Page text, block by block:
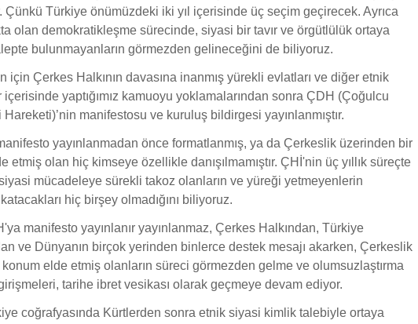
Çünkü Türkiye önümüzdeki iki yıl içerisinde üç seçim geçirecek. Ayrıca
olan demokratikleşme sürecinde, siyasi bir tavır ve örgütlülük ortaya
bulunmayanların görmezden gelineceğini de biliyoruz.
için Çerkes Halkının davasına inanmış yürekli evlatları ve diğer etnik
yaptığımız kamuoyu yoklamalarından sonra ÇDH (Çoğulcu
manifestosu ve kuruluş bildirgesi yayınlanmıştır.
yayınlanmadan önce formatlanmış, ya da Çerkeslik üzerinden bir
etmiş olan hiç kimseye özellikle danışılmamıştır. ÇHİ'nin üç yıllık süreçte
mücadeleye sürekli takoz olanların ve yüreği yetmeyenlerin
hiç birşey olmadığını biliyoruz.
manifesto yayınlanır yayınlanmaz, Çerkes Halkından, Türkiye
ve Dünyanın birçok yerinden binlerce destek mesajı akarken, Çerkeslik
elde etmiş olanların süreci görmezden gelme ve olumsuzlaştırma
tarihe ibret vesikası olarak geçmeye devam ediyor.
coğrafyasında Kürtlerden sonra etnik siyasi kimlik talebiyle ortaya